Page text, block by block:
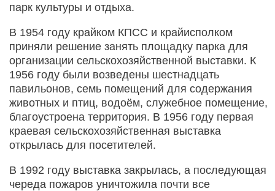
парк культуры и отдыха.
В 1954 году крайком КПСС и крайисполком
приняли решение занять площадку парка для
организации сельскохозяйственной выставки. К
1956 году были возведены шестнадцать
павильонов, семь помещений для содержания
животных и птиц, водоём, служебное помещение,
благоустроена территория. В 1956 году первая
краевая сельскохозяйственная выставка
открылась для посетителей.
В 1992 году выставка закрылась, а последующая
череда пожаров уничтожила почти все